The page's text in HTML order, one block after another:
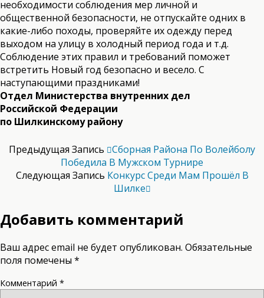
необходимости соблюдения мер личной и
общественной безопасности, не отпускайте одних в
какие-либо походы, проверяйте их одежду перед
выходом на улицу в холодный период года и т.д.
Соблюдение этих правил и требований поможет
встретить Новый год безопасно и весело. С
наступающими праздниками!
Отдел Министерства внутренних дел
Российской Федерации
по Шилкинскому району
Предыдущая Запись
Сборная Района По Волейболу
Победила В Мужском Турнире
Следующая Запись Конкурс Среди Мам Прошёл В
Шилке
Добавить комментарий
Ваш адрес email не будет опубликован. Обязательные
поля помечены *
Комментарий *